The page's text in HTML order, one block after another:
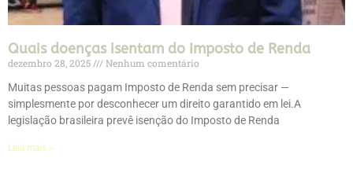
Quais doenças isentam do Imposto de Renda
dezembro 28, 2025
Nenhum comentário
Muitas pessoas pagam Imposto de Renda sem precisar —
simplesmente por desconhecer um direito garantido em lei.A
legislação brasileira prevê isenção do Imposto de Renda
Leia mais »